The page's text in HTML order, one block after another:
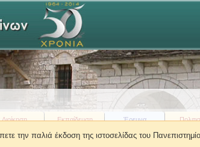
την παλιά έκδοση της ιστοσελίδας του
Διοίκηση Εκπαίδευση Έρευνα
εδώ:» Έρευνα » Κόμβος Δικτύου EURAXESS